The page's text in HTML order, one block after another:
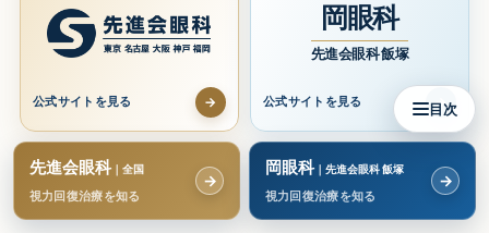
公式サイトを見る →
岡眼科
先進会眼科 飯塚
公式サイトを見る →
先進会眼科｜全国
視力回復治療を知る
→
岡眼科｜先進会眼科 飯塚
視力回復治療を知る
→
目次